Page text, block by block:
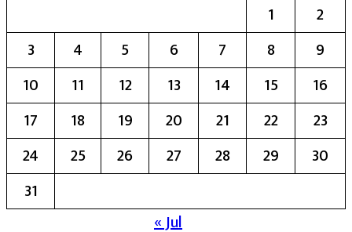
1
2
3
4 5 6 7 8
9
10
11 12 13 14 15
16
17
18 19 20 21 22
23
24
25 26 27 28 29
30
31
« Jul